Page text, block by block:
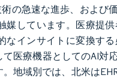
の急速な進歩、およ
しています。医療提
なインサイトに変換す
医療機器としてのAI対
地域別では、北米は